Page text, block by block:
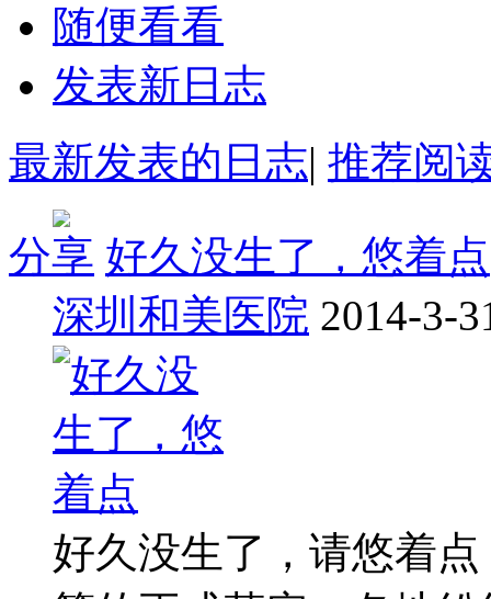
随便看看
发表新日志
最新发表的日志| 推荐阅
分享 好久没生了，悠着点
深圳和美医院 2014-3-
好久没生了，请悠着